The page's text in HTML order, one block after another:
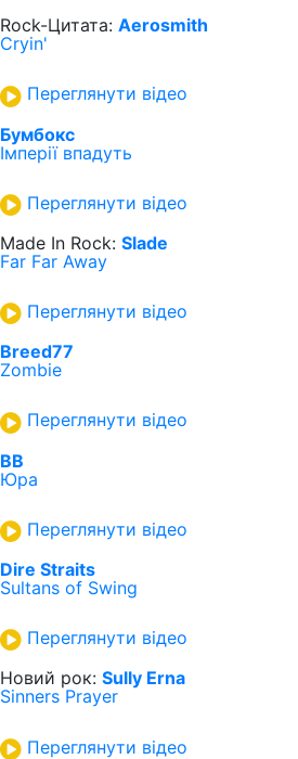
Rock-Цитата: Aerosmith
Cryin'
Переглянути відео
Бумбокс
Імперії впадуть
Переглянути відео
Made In Rock: Slade
Far Far Away
Переглянути відео
Breed77
Zombie
Переглянути відео
ВВ
Юра
Переглянути відео
Dire Straits
Sultans of Swing
Переглянути відео
Новий рок: Sully Erna
Sinners Prayer
Переглянути відео